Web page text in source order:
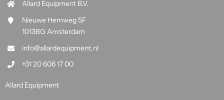
Allard Equipment B.V.
Nieuwe Hemweg 5F
1013BG Amsterdam
info@allardequipment.nl
+31 20 606 17 00
Allard Equipment